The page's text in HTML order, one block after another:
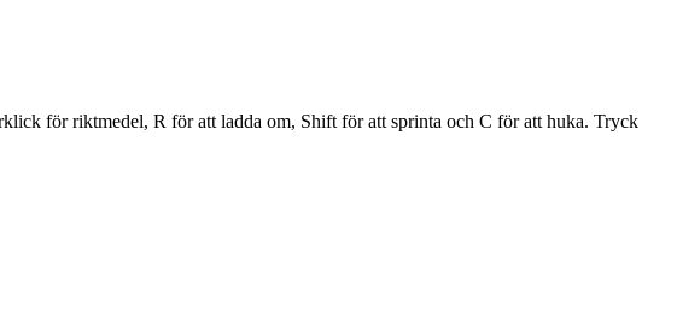
för riktmedel, R för att ladda om, Shift för att sprinta och C för att huka. Tryck